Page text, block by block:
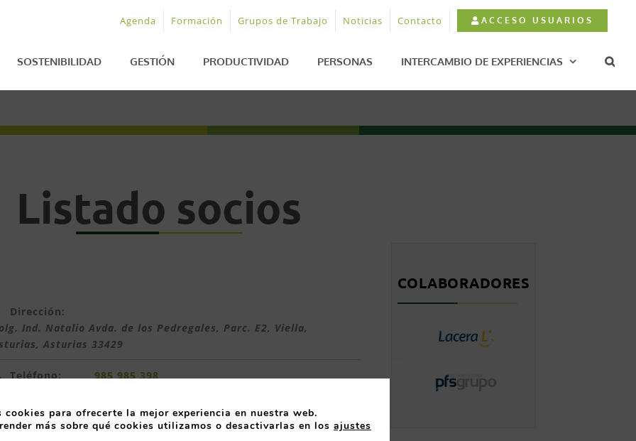
Agenda Formación Grupos de Trabajo Noticias Contacto ACCESO USUARIOS
SOSTENIBILIDAD GESTIÓN PRODUCTIVIDAD PERSONAS INTERCAMBIO DE EXPERIENCIAS
Listado socios
Dirección:
Ind. Natalio Avda. de los Pedregales, Parc. E2, Viella,
,Asturias 33429
Teléfono: 985 985 398
Web: www.llano.es
COLABORADORES
cookies para ofrecerte la mejor experiencia en nuestra web.
más sobre qué cookies utilizamos o desactivarlas en los ajustes